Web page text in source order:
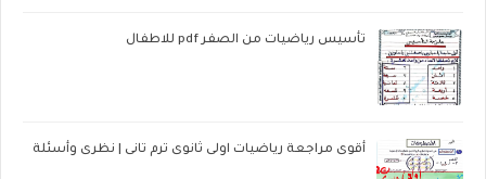
تأسيس رياضيات من الصفر pdf للاطفال
أقوى مراجعة رياضيات اولى ثانوى ترم تانى | نظرى وأسئلة